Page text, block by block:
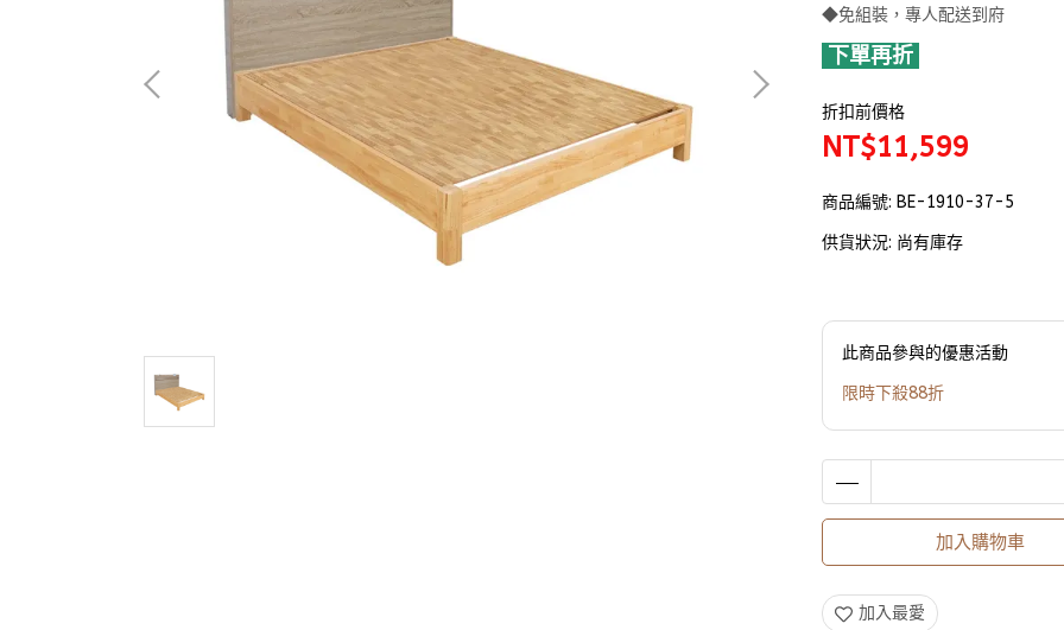
◆免組裝，專人配送到府
下單再折
折扣前價格
NT$11,599
商品編號: BE-1910-37-5
供貨狀況: 尚有庫存
此商品參與的優惠活動
限時下殺88折
加入購物車
加入最愛